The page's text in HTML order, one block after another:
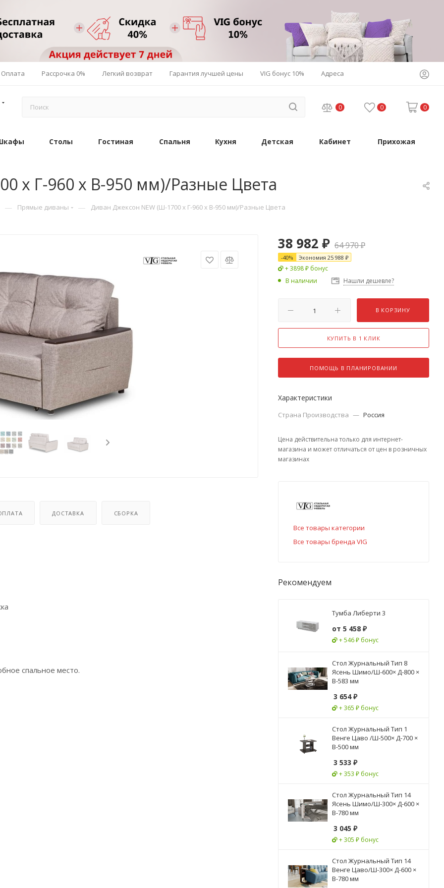
Оплата Рассрочка 0% Легкий возврат Гарантия лучшей цены VIG бонус 10% Адреса
0 0 0
Столы Гостиная Спальня Кухня Детская Кабинет Прихожая
х Г-960 х В-950 мм)/Разные Цвета
— Прямые диваны — Диван Джексон NEW (Ш-1700 х Г-960 х В-950 мм)/Разные Цвета
ДОСТАВКА СБОРКА
спальное место.
38 982 ₽ 64 970₽
-40% Экономия 25 988 ₽
+ 3898 ₽ бонус
В наличии
Нашли дешевле?
В КОРЗИНУ
КУПИТЬ В 1 КЛИК
ПОМОЩЬ В ПЛАНИРОВАНИИ
Характеристики
Страна Производства — Россия
Цена действительна только для интернет-
магазина и может отличаться от цен в розничных
магазинах
Все товары категории
Все товары бренда VIG
Рекомендуем
Тумба Либерти 3
от 5 458 ₽
+ 546 ₽ бонус
Стол Журнальный Тип 8
Ясень Шимо/Ш-600× Д-800 ×
В-583 мм
3 654₽
+ 365 ₽ бонус
Стол Журнальный Тип 1
Венге Цаво /Ш-500× Д-700 ×
В-500 мм
3 533 ₽
+ 353 ₽ бонус
Стол Журнальный Тип 14
Ясень Шимо/Ш-300× Д-600 ×
В-780 мм
3 045 ₽
+ 305 ₽ бонус
Стол Журнальный Тип 14
Венге Цаво/Ш-300× Д-600 ×
В-780 мм